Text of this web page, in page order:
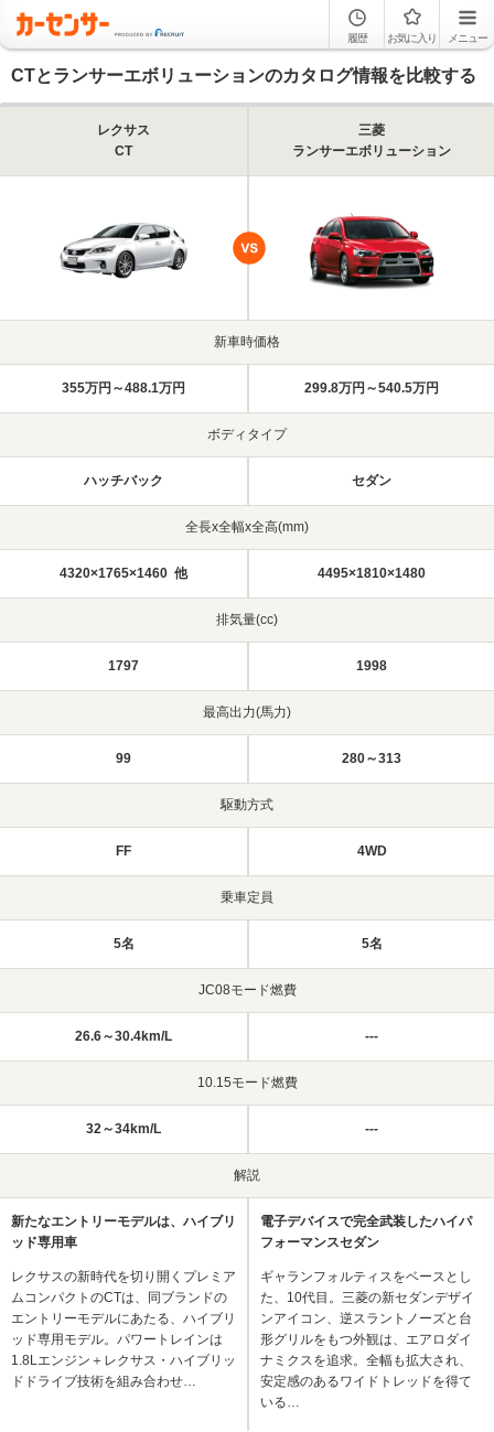
履歴 お気に入り メニュー
CTとランサーエボリューションのカタログ情報を比較する
レクサス
CT
三菱
ランサーエボリューション
新車時価格
355万円～488.1万円 299.8万円～540.5万円
ボディタイプ
ハッチバック セダン
全長x全幅x全高(mm)
4320×1765×1460 他 4495×1810×1480
排気量(cc)
1797 1998
最高出力(馬力)
99 280～313
駆動方式
FF 4WD
乗車定員
5名 5名
JC08モード燃費
26.6～30.4km/L ---
10.15モード燃費
32～34km/L ---
解説
新たなエントリーモデルは、ハイブリ
ッド専用車
レクサスの新時代を切り開くプレミア
ムコンパクトのCTは、同ブランドの
エントリーモデルにあたる、ハイブリ
ッド専用モデル。パワートレインは
1.8Lエンジン＋レクサス・ハイブリッ
ドドライブ技術を組み合わせ…
電子デバイスで完全武装したハイパ
フォーマンスセダン
ギャランフォルティスをベースとし
た、10代目。三菱の新セダンデザイ
ンアイコン、逆スラントノーズと台
形グリルをもつ外観は、エアロダイ
ナミクスを追求。全幅も拡大され、
安定感のあるワイドトレッドを得て
いる…